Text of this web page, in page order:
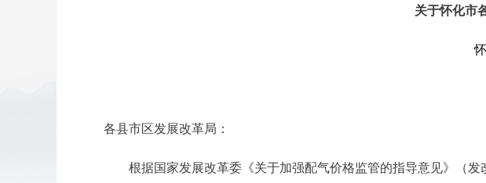
关于怀化市
各县市区发展改革局：
根据国家发展改革委《关于加强配气价格监管的指导意见》（